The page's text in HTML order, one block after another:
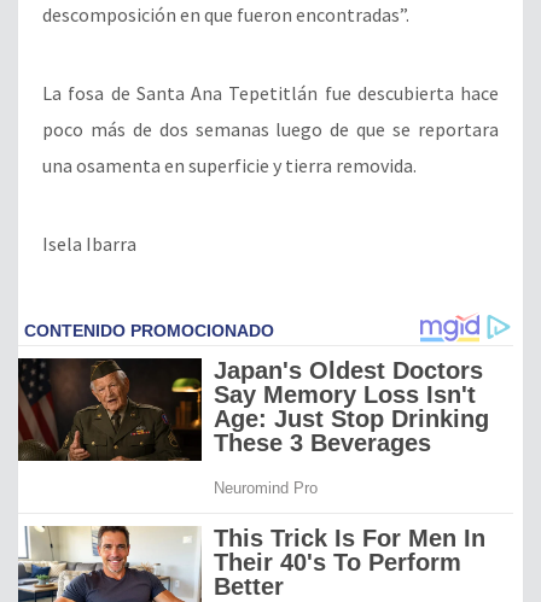
descomposición en que fueron encontradas”.
La fosa de Santa Ana Tepetitlán fue descubierta hace
poco más de dos semanas luego de que se reportara
una osamenta en superficie y tierra removida.
Isela Ibarra